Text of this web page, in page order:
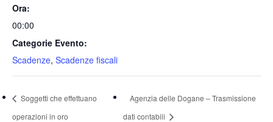
Ora:
00:00
Categorie Evento:
Scadenze, Scadenze fiscali
Soggetti che effettuano
operazioni in oro
Agenzia delle Dogane – Trasmissione
dati contabili